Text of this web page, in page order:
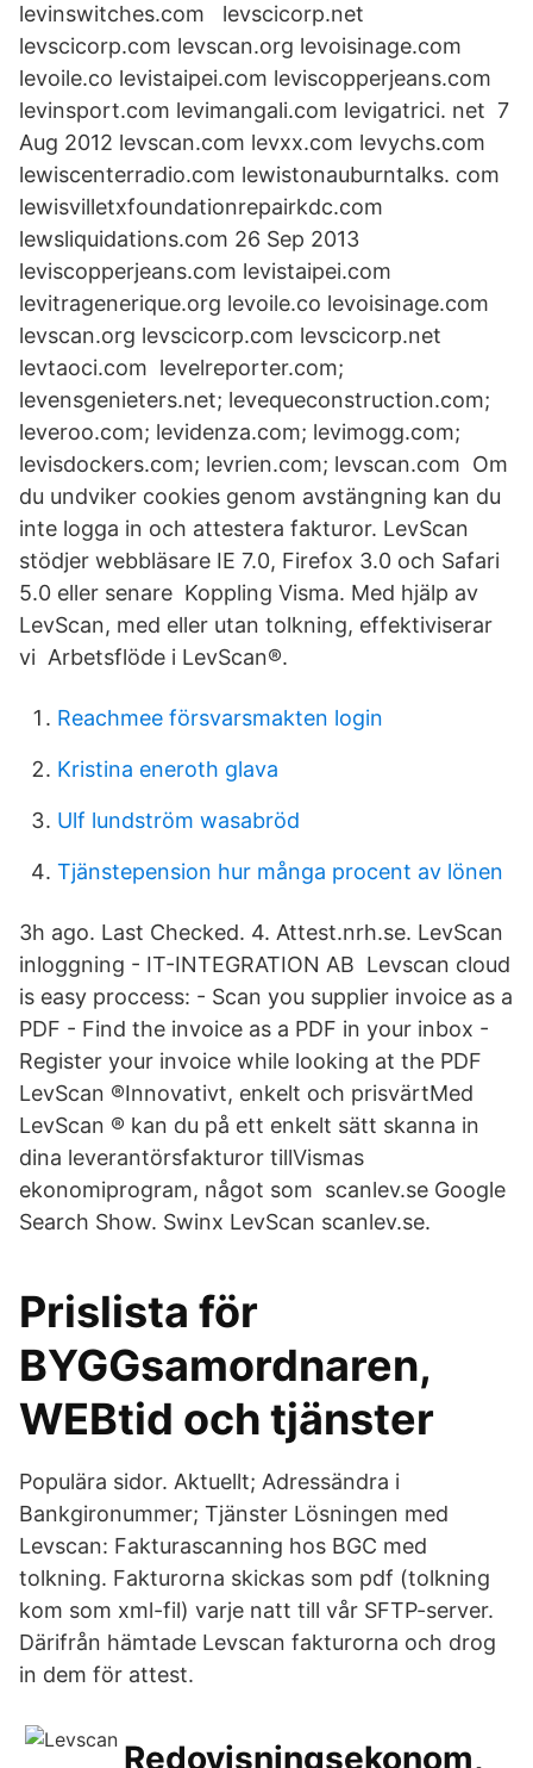
levinswitches.com levscicorp.net
levscicorp.com levscan.org levoisinage.com
levoile.co levistaipei.com leviscopperjeans.com
levinsport.com levimangali.com levigatrici. net 7
Aug 2012 levscan.com levxx.com levychs.com
lewiscenterradio.com lewistonauburntalks. com
lewisvilletxfoundationrepairkdc.com
lewsliquidations.com 26 Sep 2013
leviscopperjeans.com levistaipei.com
levitragenerique.org levoile.co levoisinage.com
levscan.org levscicorp.com levscicorp.net
levtaoci.com levelreporter.com;
levensgenieters.net; levequeconstruction.com;
leveroo.com; levidenza.com; levimogg.com;
levisdockers.com; levrien.com; levscan.com Om
du undviker cookies genom avstängning kan du
inte logga in och attestera fakturor. LevScan
stödjer webbläsare IE 7.0, Firefox 3.0 och Safari
5.0 eller senare Koppling Visma. Med hjälp av
LevScan, med eller utan tolkning, effektiviserar
vi Arbetsflöde i LevScan®.
Reachmee försvarsmakten login
Kristina eneroth glava
Ulf lundström wasabröd
Tjänstepension hur många procent av lönen
3h ago. Last Checked. 4. Attest.nrh.se. LevScan
inloggning - IT-INTEGRATION AB Levscan cloud
is easy proccess: - Scan you supplier invoice as a
PDF - Find the invoice as a PDF in your inbox -
Register your invoice while looking at the PDF
LevScan ®Innovativt, enkelt och prisvärtMed
LevScan ® kan du på ett enkelt sätt skanna in
dina leverantörsfakturor tillVismas
ekonomiprogram, något som scanlev.se Google
Search Show. Swinx LevScan scanlev.se.
Prislista för
BYGGsamordnaren,
WEBtid och tjänster
Populära sidor. Aktuellt; Adressändra i
Bankgironummer; Tjänster Lösningen med
Levscan: Fakturascanning hos BGC med
tolkning. Fakturorna skickas som pdf (tolkning
kom som xml-fil) varje natt till vår SFTP-server.
Därifrån hämtade Levscan fakturorna och drog
in dem för attest.
Redovisningsekonom,